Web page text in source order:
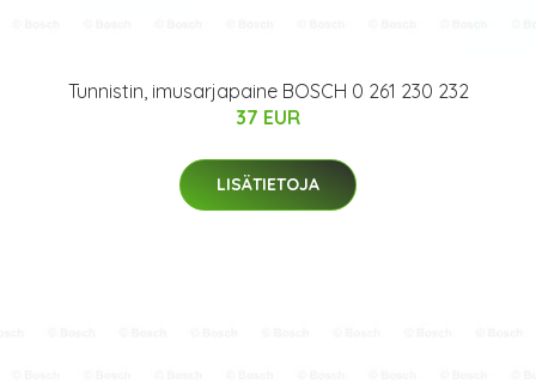
Tunnistin, imusarjapaine BOSCH 0 261 230 232
37 EUR
LISÄTIETOJA